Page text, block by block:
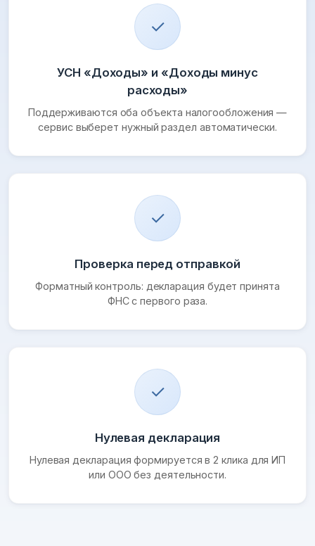
✓
УСН «Доходы» и «Доходы минус
расходы»
Поддерживаются оба объекта налогообложения —
сервис выберет нужный раздел автоматически.
✓
Проверка перед отправкой
Форматный контроль: декларация будет принята
ФНС с первого раза.
✓
Нулевая декларация
Нулевая декларация формируется в 2 клика для ИП
или ООО без деятельности.